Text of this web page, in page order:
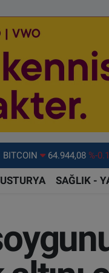
DOLAR 47,7436
EURO
55,2510
BİST100
13.779
%-
BITCOIN
64.944,08 %-0.18
SAĞLIK -